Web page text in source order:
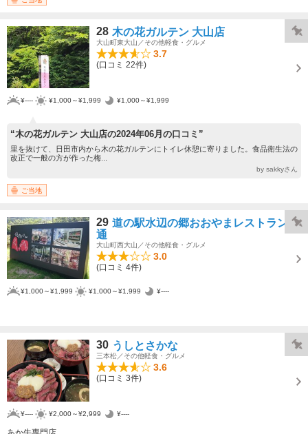
28 木の花ガルテン 大山店
大山町東大山／その他軽食・グルメ
3.7
(口コミ 22件)
¥---- ¥1,000～¥1,999 ¥1,000～¥1,999
“木の花ガルテン 大山店の2024年06月の口コミ”
里を抜けて、日田市内から木の花ガルテンにトイレ休憩に寄りました。食品衛生法の
改正で一般の方が作った梅...
by sakkyさん
ご当地
29 道の駅水辺の郷おおやまレストラン直
通
大山町西大山／その他軽食・グルメ
3.0
(口コミ 4件)
¥1,000～¥1,999 ¥1,000～¥1,999 ¥----
30 うしとさかな
三本松／その他軽食・グルメ
3.6
(口コミ 3件)
¥---- ¥2,000～¥2,999 ¥----